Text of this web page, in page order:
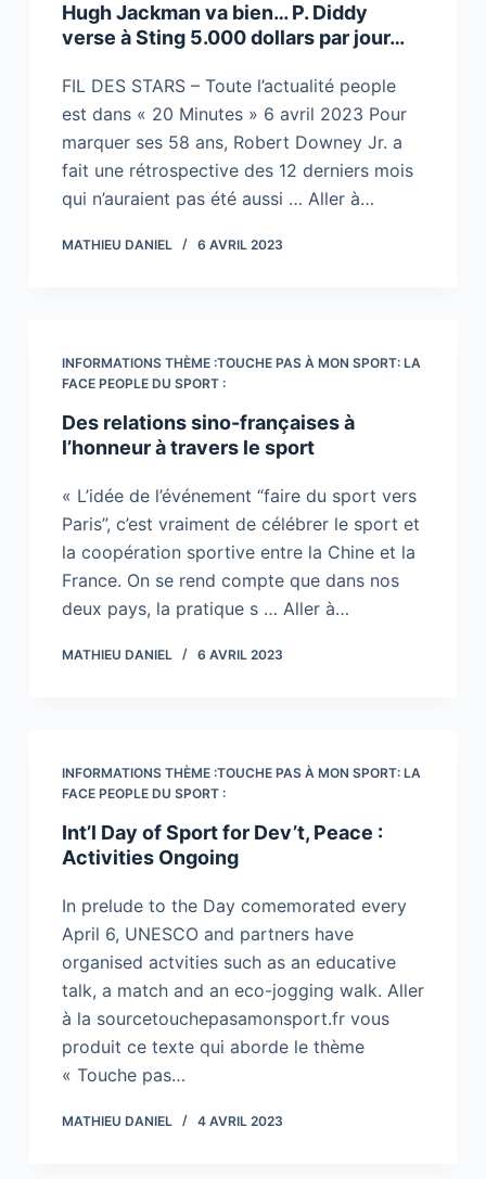
Hugh Jackman va bien… P. Diddy
verse à Sting 5.000 dollars par jour…
FIL DES STARS – Toute l’actualité people
est dans « 20 Minutes » 6 avril 2023 Pour
marquer ses 58 ans, Robert Downey Jr. a
fait une rétrospective des 12 derniers mois
qui n’auraient pas été aussi … Aller à…
MATHIEU DANIEL 6 AVRIL 2023
INFORMATIONS THÈME :TOUCHE PAS À MON SPORT: LA
FACE PEOPLE DU SPORT :
Des relations sino-françaises à
l’honneur à travers le sport
« L’idée de l’événement “faire du sport vers
Paris”, c’est vraiment de célébrer le sport et
la coopération sportive entre la Chine et la
France. On se rend compte que dans nos
deux pays, la pratique s … Aller à…
MATHIEU DANIEL 6 AVRIL 2023
INFORMATIONS THÈME :TOUCHE PAS À MON SPORT: LA
FACE PEOPLE DU SPORT :
Int’l Day of Sport for Dev’t, Peace :
Activities Ongoing
In prelude to the Day comemorated every
April 6, UNESCO and partners have
organised actvities such as an educative
talk, a match and an eco-jogging walk. Aller
à la sourcetouchepasamonsport.fr vous
produit ce texte qui aborde le thème
« Touche pas…
MATHIEU DANIEL 4 AVRIL 2023